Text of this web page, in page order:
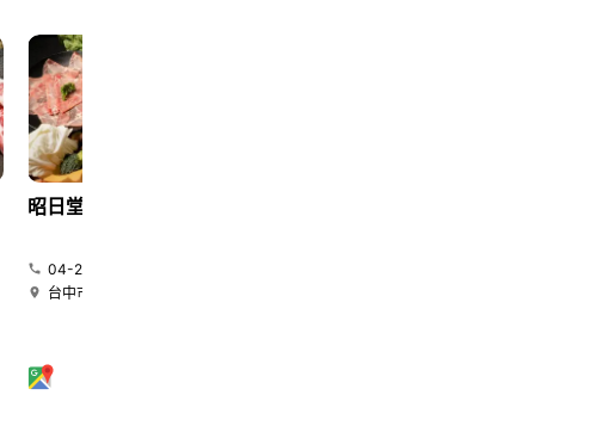
昭日堂鍋煮｜台中火鍋
04-22580269
台中市南屯區大墩十一街345號